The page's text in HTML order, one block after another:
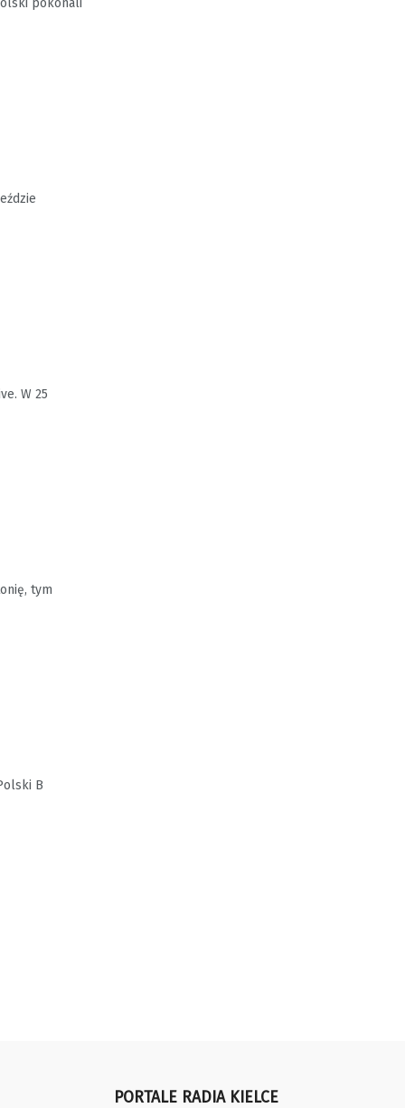
pokonali
W 25
tym
B
PORTALE RADIA KIELCE